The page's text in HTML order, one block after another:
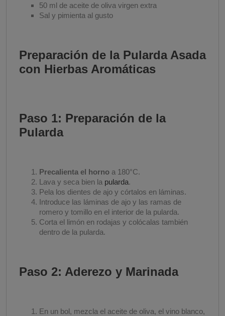
50 ml de aceite de oliva virgen extra
Sal y pimienta al gusto
Preparación de la Pularda Asada
con Hierbas Aromáticas
Paso 1: Preparación de la
Pularda
Precalienta el horno a 180°C.
Lava y seca bien la pularda.
Pela los dientes de ajo y córtalos en láminas.
Introduce las láminas de ajo y las ramas de
romero y tomillo en el interior de la pularda.
Corta el limón en rodajas y colócalas también
dentro de la pularda.
Paso 2: Aderezo y Marinada
En un bol, mezcla el aceite de oliva, el vino blanco,